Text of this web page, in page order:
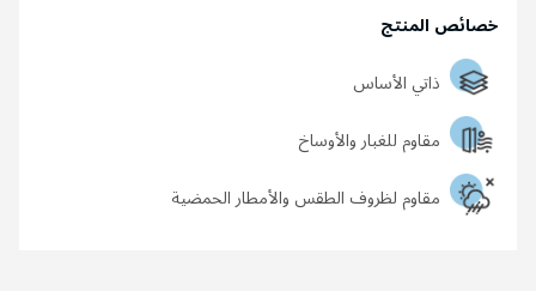
خصائص المنتج
ذاتي الأساس
مقاوم للغبار والأوساخ
مقاوم لظروف الطقس والأمطار الحمضية